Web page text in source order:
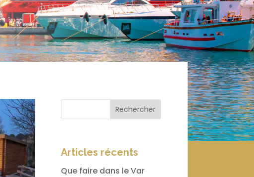
Rechercher
Articles récents
Que faire dans le Var